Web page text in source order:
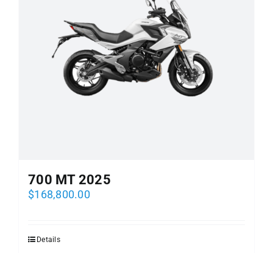
700 MT 2025
$168,800.00
Details